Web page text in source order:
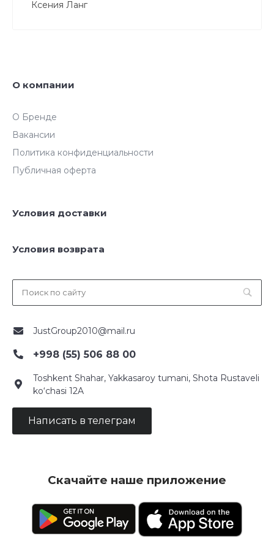
Ксения Ланг
О компании
О Бренде
Вакансии
Политика конфиденциальности
Публичная оферта
Условия доставки
Условия возврата
JustGroup2010@mail.ru
+998 (55) 506 88 00
Toshkent Shahar, Yakkasaroy tumani, Shota Rustaveli
ko‘chasi 12A
Написать в телеграм
Скачайте наше приложение